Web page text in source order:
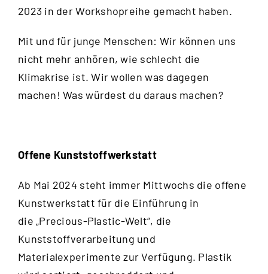
2023 in der Workshopreihe gemacht haben.
Mit und für junge Menschen: Wir können uns
nicht mehr anhören, wie schlecht die
Klimakrise ist. Wir wollen was dagegen
machen! Was würdest du daraus machen?
Offene Kunststoffwerkstatt
Ab Mai 2024 steht immer Mittwochs die offene
Kunstwerkstatt für die Einführung in
die „Precious-Plastic-Welt“, die
Kunststoffverarbeitung und
Materialexperimente zur Verfügung. Plastik